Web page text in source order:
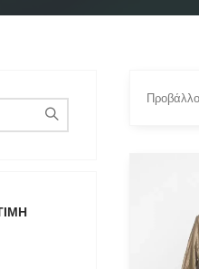
Medium